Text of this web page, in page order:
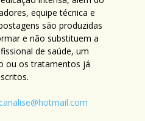
equipe técnica e
são produzidas
e não substituem a
de saúde, um
ou os tratamentos já